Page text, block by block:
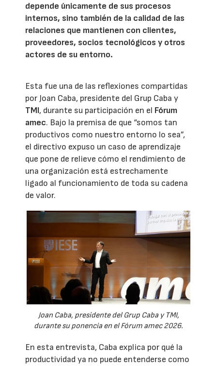
depende únicamente de sus procesos
internos, sino también de la calidad de las
relaciones que mantienen con clientes,
proveedores, socios tecnológicos y otros
actores de su entorno.
Esta fue una de las reflexiones compartidas
por Joan Caba, presidente del Grup Caba y
TMI, durante su participación en el Fórum
amec. Bajo la premisa de que “somos tan
productivos como nuestro entorno lo sea”,
el directivo expuso un caso de aprendizaje
que pone de relieve cómo el rendimiento de
una organización está estrechamente
ligado al funcionamiento de toda su cadena
de valor.
Joan Caba, presidente del Grup Caba y TMI,
durante su ponencia en el Fórum amec 2026.
En esta entrevista, Caba explica por qué la
productividad ya no puede entenderse como